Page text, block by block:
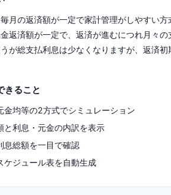
月の返済額が一定で家計管理がしやすい
返済額が一定で、返済が進むにつれ月々
が総支払利息は少なくなりますが、返済初
きること
金均等の2方式でシミュレーション
と利息・元金の内訳を表示
息総額を一目で確認
ケジュール表を自動生成